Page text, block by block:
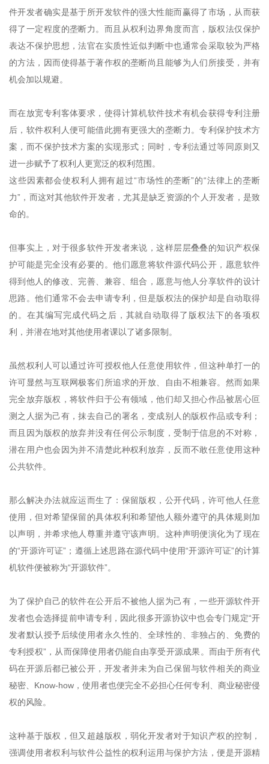
件开发者确实是基于所开发软件的强大性能而赢得了市场，从而获
得了一定程度的垄断力。而且从权利边界角度而言，版权法仅保护
表达不保护思想，法官在实质性近似判断中也通常会采取较为严格
的方法，因而使得基于著作权的垄断尚且能够为人们所接受，并有
机会加以规避。
而在放宽专利客体要求，使得计算机软件技术有机会获得专利注册
后，软件权利人便可能借此拥有更强大的垄断力。专利保护技术方
案，而不保护技术方案的实现形式；同时，专利法通过等同原则又
进一步赋予了权利人更宽泛的权利范围。
这些因素都会使权利人拥有超过“市场性的垄断”的“法律上的垄断
力”，而这对其他软件开发者，尤其是缺乏资源的个人开发者，是致
命的。
但事实上，对于很多软件开发者来说，这样层层叠叠的知识产权保
护可能是完全没有必要的。他们愿意将软件源代码公开，愿意软件
得到他人的修改、完善、兼容、组合，愿意与他人分享软件的设计
思路。他们通常不会去申请专利，但是版权法的保护却是自动取得
的。在其编写完成代码之后，其就自动取得了版权法下的各项权
利，并潜在地对其他使用者课以了诸多限制。
虽然权利人可以通过许可授权他人任意使用软件，但这种单打一的
许可显然与互联网极客们所追求的开放、自由不相兼容。然而如果
完全放弃版权，将软件归于公有领域，他们却又担心作品被居心叵
测之人据为己有，抹去自己的署名，变成别人的版权作品或专利；
而且因为版权的放弃并没有任何公示制度，受制于信息的不对称，
潜在用户也会因为并不清楚此种权利放弃，反而不敢任意使用这种
公共软件。
那么解决办法就应运而生了：保留版权，公开代码，许可他人任意
使用，但对希望保留的具体权利和希望他人额外遵守的具体规则加
以声明，并希求他人尊重并遵守该声明。这种声明便演化为了现在
的“开源许可证”；遵循上述思路在源代码中使用“开源许可证”的计算
机软件便被称为“开源软件”。
为了保护自己的软件在公开后不被他人据为己有，一些开源软件开
发者也会选择提前申请专利，因此很多开源协议中也会专门规定“开
发者默认授予后续使用者永久性的、全球性的、非独占的、免费的
专利授权”，从而保障使用者仍能自由享受开源成果。而由于所有代
码在开源后都已被公开，开发者并未为自己保留与软件相关的商业
秘密、Know-how，使用者也便完全不必担心任何专利、商业秘密侵
权的风险。
这种基于版权，但又超越版权，弱化开发者对于知识产权的控制，
强调使用者权利与软件公益性的权利运用与保护方法，便是开源精